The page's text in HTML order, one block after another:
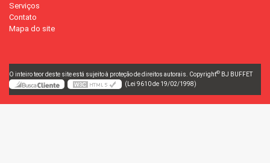
Serviços
Contato
Mapa do site
O inteiro teor deste site está sujeito à proteção de direitos autorais. Copyright© BJ BUFFET
(Lei 9610 de 19/02/1998)